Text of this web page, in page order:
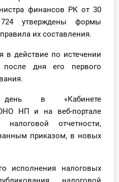
финансов РК от 30
утверждены формы
их составления.
в действие по истечении
дня его первого
в «Кабинете
НП и на веб-портале
отчетности,
приказом, в новых
исполнения налоговых